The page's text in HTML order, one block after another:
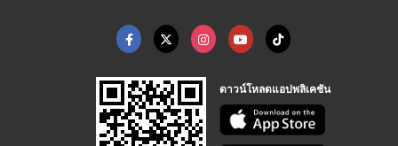
ดาวน์โหลดแอปพลิเคชัน